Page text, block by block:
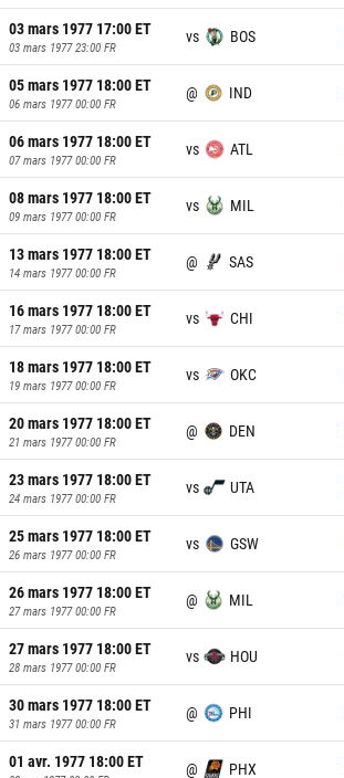
03 mars 1977 17:00ET
03 mars 1977 23:00 FR
vs BOS
05 mars 1977 18:00ET
06 mars 1977 00:00 FR
@ IND
06 mars 1977 18:00ET
07 mars 1977 00:00 FR
vs ATL
08 mars 1977 18:00ET
09 mars 1977 00:00 FR
vs MIL
13 mars 1977 18:00ET
14 mars 1977 00:00 FR
@ SAS
16 mars 1977 18:00ET
17 mars 1977 00:00 FR
vs CHI
18 mars 1977 18:00ET
19 mars 1977 00:00 FR
vs OKC
20 mars 1977 18:00ET
21 mars 1977 00:00 FR
@ DEN
23 mars 1977 18:00ET
24 mars 1977 00:00 FR
vs UTA
25 mars 1977 18:00ET
26 mars 1977 00:00 FR
vs GSW
26 mars 1977 18:00ET
27 mars 1977 00:00 FR
@ MIL
27 mars 1977 18:00ET
28 mars 1977 00:00 FR
vs HOU
30 mars 1977 18:00ET
31 mars 1977 00:00 FR
@ PHI
01 avr. 1977 18:00ET @ PHX